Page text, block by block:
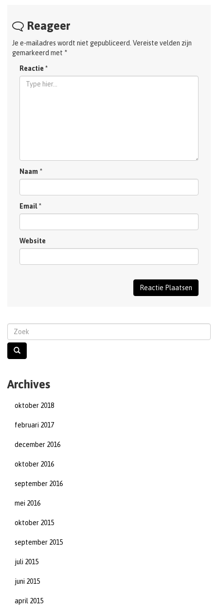
Reageer
Je e-mailadres wordt niet gepubliceerd. Vereiste velden zijn
gemarkeerd met *
Reactie *
Naam *
Email *
Website
Archives
oktober 2018
februari 2017
december 2016
oktober 2016
september 2016
mei 2016
oktober 2015
september 2015
juli 2015
juni 2015
april 2015